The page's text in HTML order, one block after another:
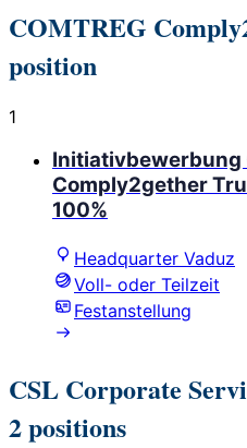
COMTREG
position
1
Initiativbewerbung
Comply2gether
100%
Headquarter Vaduz
Voll- oder Teilzeit
Festanstellung
CSL Corporate
2 positions